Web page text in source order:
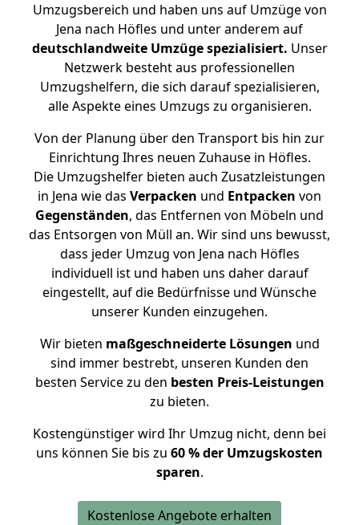
Umzugsbereich und haben uns auf Umzüge von
Jena nach Höfles und unter anderem auf
deutschlandweite Umzüge spezialisiert. Unser
Netzwerk besteht aus professionellen
Umzugshelfern, die sich darauf spezialisieren,
alle Aspekte eines Umzugs zu organisieren.
Von der Planung über den Transport bis hin zur
Einrichtung Ihres neuen Zuhause in Höfles.
Die Umzugshelfer bieten auch Zusatzleistungen
in Jena wie das Verpacken und Entpacken von
Gegenständen, das Entfernen von Möbeln und
das Entsorgen von Müll an. Wir sind uns bewusst,
dass jeder Umzug von Jena nach Höfles
individuell ist und haben uns daher darauf
eingestellt, auf die Bedürfnisse und Wünsche
unserer Kunden einzugehen.
Wir bieten maßgeschneiderte Lösungen und
sind immer bestrebt, unseren Kunden den
besten Service zu den besten Preis-Leistungen
zu bieten.
Kostengünstiger wird Ihr Umzug nicht, denn bei
uns können Sie bis zu 60 % der Umzugskosten
sparen.
Kostenlose Angebote erhalten